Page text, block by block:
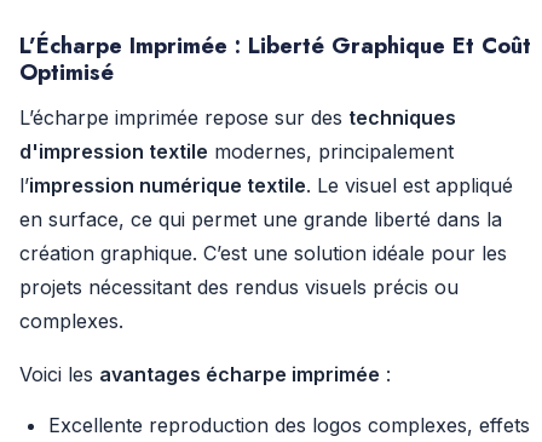
L’Écharpe Imprimée : Liberté Graphique Et Coût
Optimisé
L’écharpe imprimée repose sur des techniques
d'impression textile modernes, principalement
l’impression numérique textile. Le visuel est appliqué
en surface, ce qui permet une grande liberté dans la
création graphique. C’est une solution idéale pour les
projets nécessitant des rendus visuels précis ou
complexes.
Voici les avantages écharpe imprimée :
Excellente reproduction des logos complexes, effets